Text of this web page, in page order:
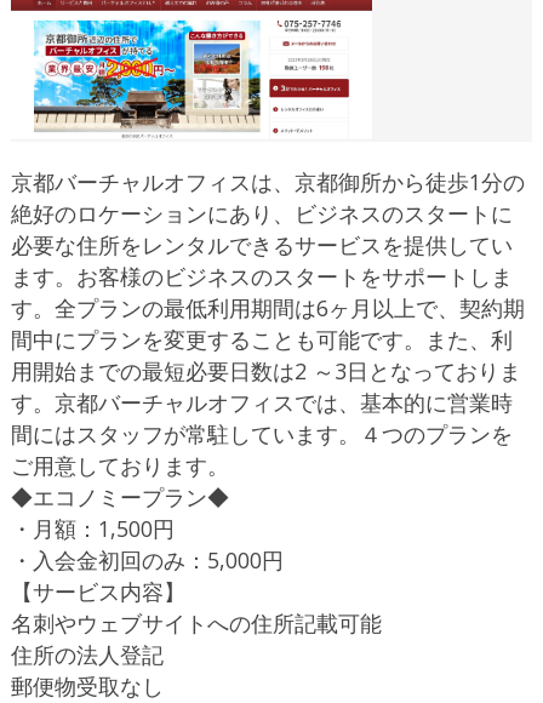
京都バーチャルオフィスは、京都御所から徒歩1分の
絶好のロケーションにあり、ビジネスのスタートに
必要な住所をレンタルできるサービスを提供してい
ます。お客様のビジネスのスタートをサポートしま
す。全プランの最低利用期間は6ヶ月以上で、契約期
間中にプランを変更することも可能です。また、利
用開始までの最短必要日数は2 ～3日となっておりま
す。京都バーチャルオフィスでは、基本的に営業時
間にはスタッフが常駐しています。４つのプランを
ご用意しております。
◆エコノミープラン◆
・月額：1,500円
・入会金初回のみ：5,000円
【サービス内容】
名刺やウェブサイトへの住所記載可能
住所の法人登記
郵便物受取なし